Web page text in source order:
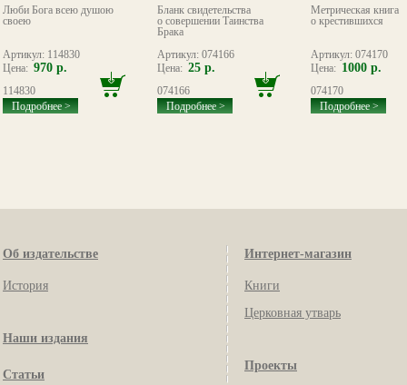
Люби Бога всею душою
своею
Артикул: 114830
Цена: 970 р.
114830
Подробнее >
Бланк свидетельства
о совершении Таинства
Брака
Артикул: 074166
Цена: 25 р.
074166
Подробнее >
Метрическая книга
о крестившихся
Артикул: 074170
Цена: 1000 р.
074170
Подробнее >
Об издательстве
История
Наши издания
Статьи
Интернет-магазин
Книги
Церковная утварь
Проекты